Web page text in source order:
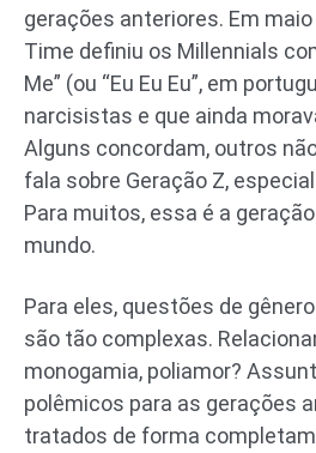
gerações anteriores. Em maio
Time definiu os Millennials
Me” (ou “Eu Eu Eu”, em
narcisistas e que ainda
Alguns concordam, outros
fala sobre Geração Z,
Para muitos, essa é a
mundo.
Para eles, questões de
são tão complexas.
monogamia, poliamor?
polêmicos para as gerações
tratados de forma